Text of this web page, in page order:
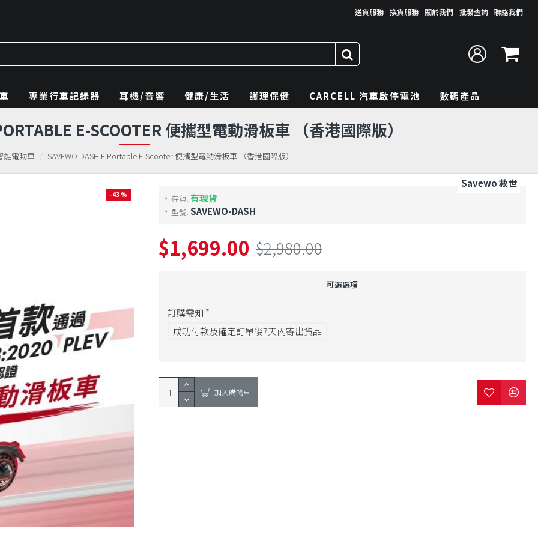
送貨服務 換貨服務 關於我們 批發查詢 聯絡我們
專業行車記錄器 耳機/音響 健康/生活 護理保健 CARCELL 汽車啟停電池 數碼產品
能電動車 SAVEWO DASH F Portable E-Scooter 便攜型電動滑板車 （香港國際版）
E-SCOOTER 便攜型電動滑板車 （香港國際版）
-43 % 存貨: 有現貨
型號: SAVEWO-DASH
Savewo 救世
$1,699.00 $2,980.00
可選選項
訂購需知
成功付款及確定訂單後7天內寄出貨品
加入購物車